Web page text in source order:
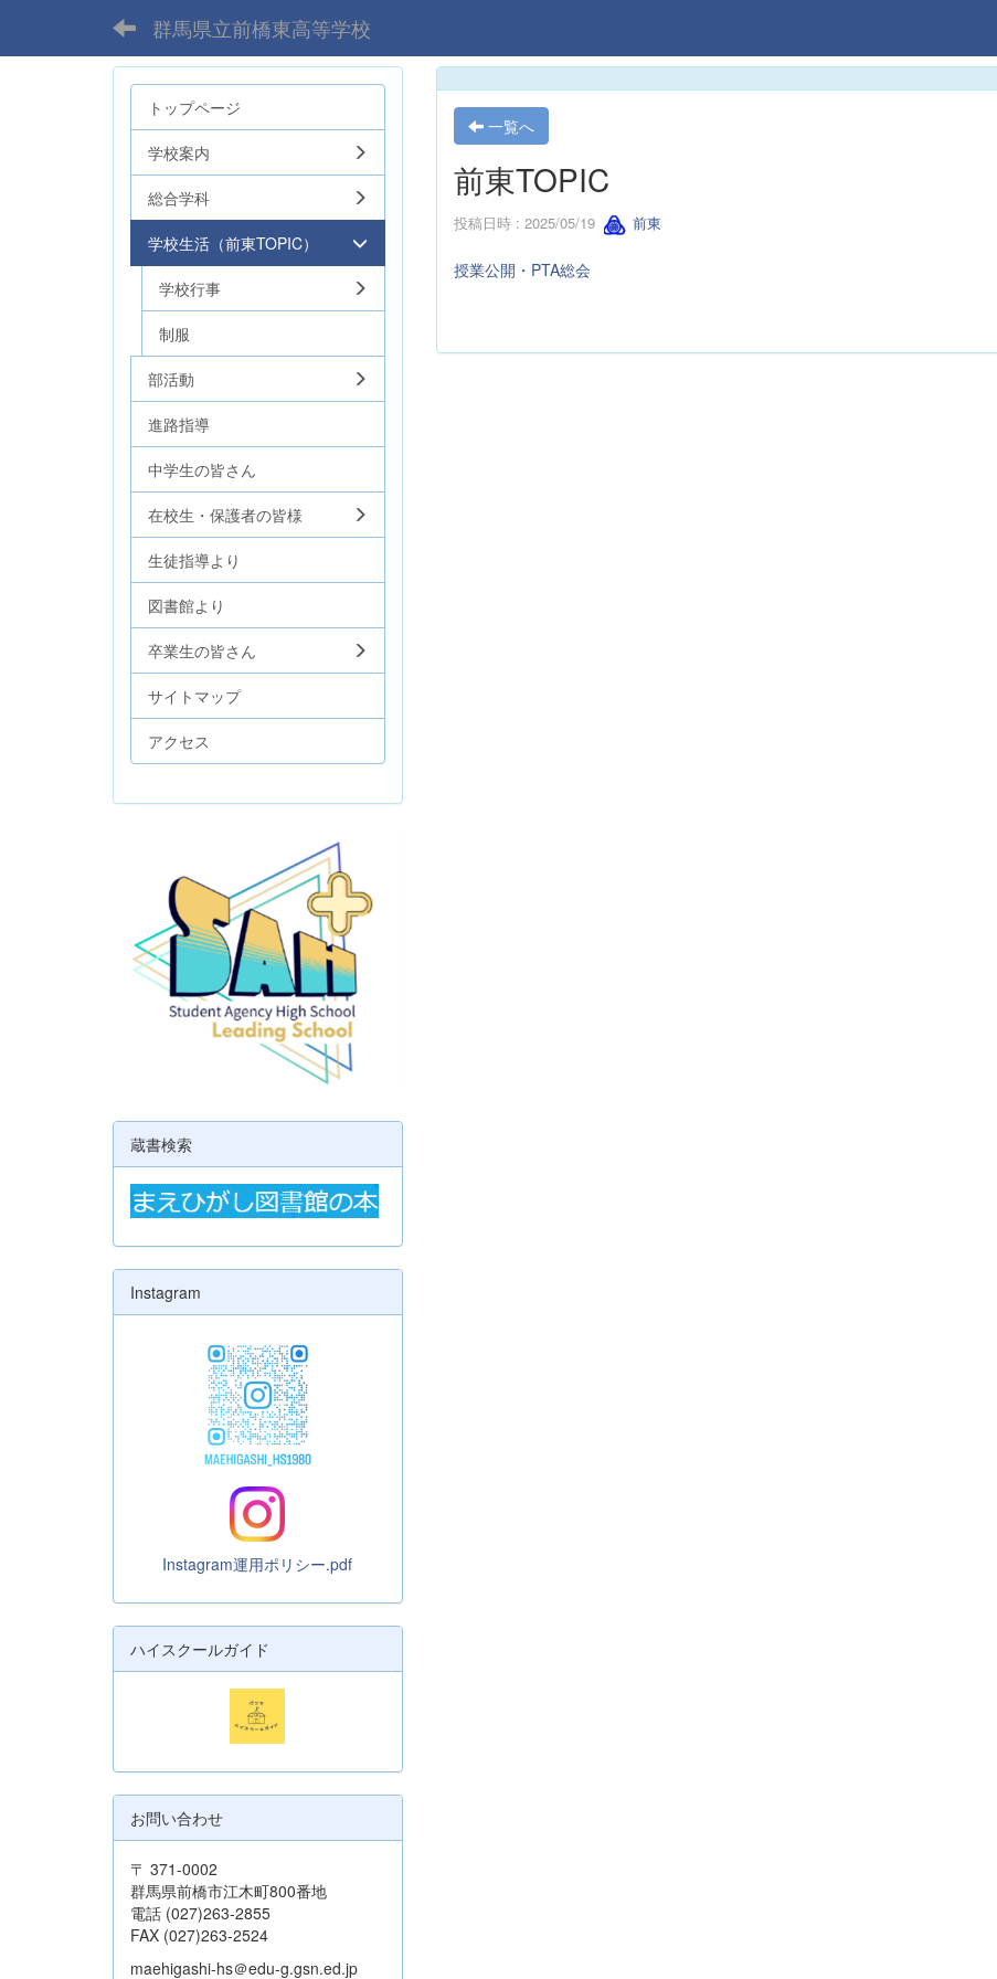
群馬県立前橋東高等学校
一覧へ
前東TOPIC
投稿日時 : 2025/05/19 前東
授業公開・PTA総会
トップページ
学校案内
総合学科
学校生活（前東TOPIC）
学校行事
制服
部活動
進路指導
中学生の皆さん
在校生・保護者の皆様
生徒指導より
図書館より
卒業生の皆さん
サイトマップ
アクセス
蔵書検索
Instagram
Instagram運用ポリシー.pdf
ハイスクールガイド
お問い合わせ
〒 371-0002
群馬県前橋市江木町800番地
電話 (027)263-2855
FAX (027)263-2524
maehigashi-hs＠edu-g.gsn.ed.jp